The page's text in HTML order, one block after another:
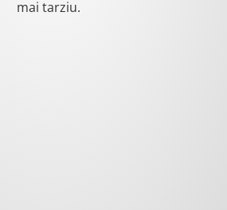
mai tarziu.